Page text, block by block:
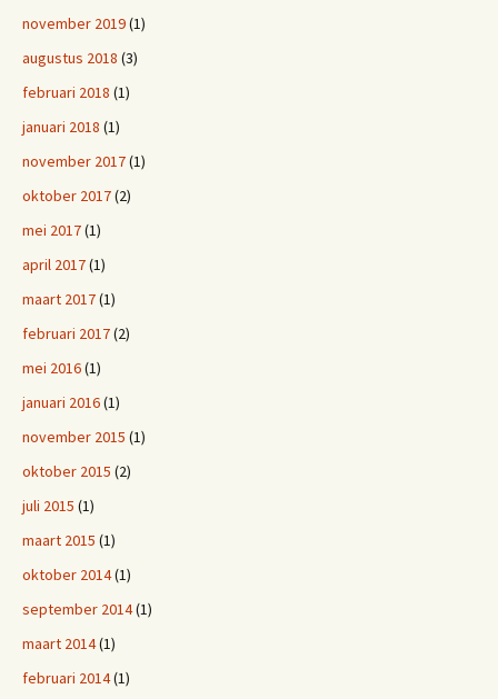
november 2019(1)
augustus 2018 (3)
februari 2018 (1)
januari 2018 (1)
november 2017(1)
oktober 2017(2)
mei 2017(1)
april 2017(1)
maart 2017(1)
februari 2017(2)
mei 2016(1)
januari 2016(1)
november 2015 (1)
oktober 2015 (2)
juli 2015 (1)
maart 2015 (1)
oktober 2014(1)
september 2014(1)
maart 2014(1)
februari 2014(1)